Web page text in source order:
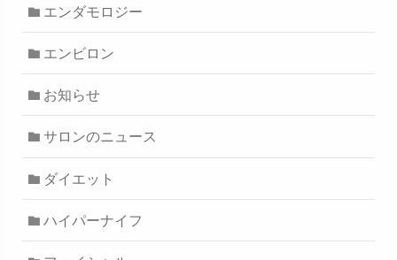
エンダモロジー
エンビロン
お知らせ
サロンのニュース
ダイエット
ハイパーナイフ